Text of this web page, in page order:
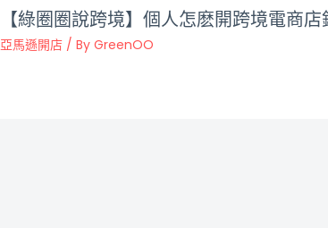
【綠圈圈說跨境】個人怎麽開跨境電商店
亞馬遜開店/ By GreenOO